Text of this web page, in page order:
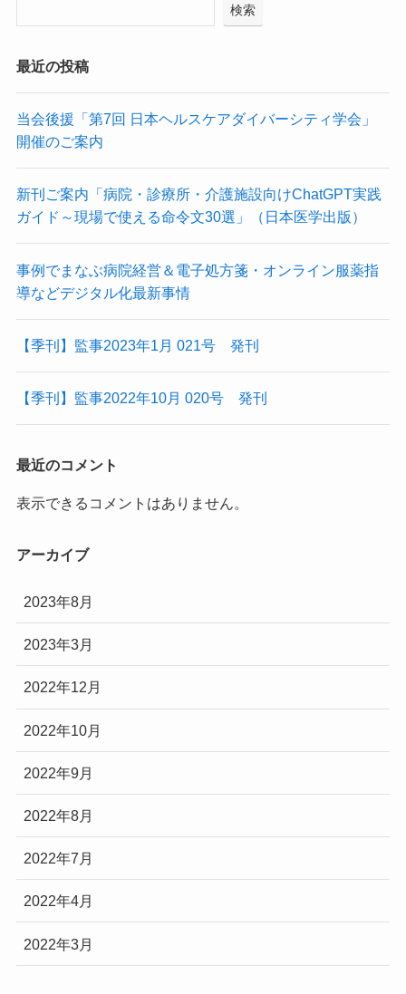
検索
最近の投稿
当会後援「第7回 日本ヘルスケアダイバーシティ学会」
開催のご案内
新刊ご案内「病院・診療所・介護施設向けChatGPT実践
ガイド～現場で使える命令文30選」（日本医学出版）
事例でまなぶ病院経営＆電子処方箋・オンライン服薬指
導などデジタル化最新事情
【季刊】監事2023年1月 021号 発刊
【季刊】監事2022年10月 020号 発刊
最近のコメント
表示できるコメントはありません。
アーカイブ
2023年8月
2023年3月
2022年12月
2022年10月
2022年9月
2022年8月
2022年7月
2022年4月
2022年3月